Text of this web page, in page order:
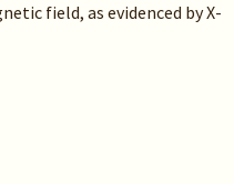
field, as evidenced by X-